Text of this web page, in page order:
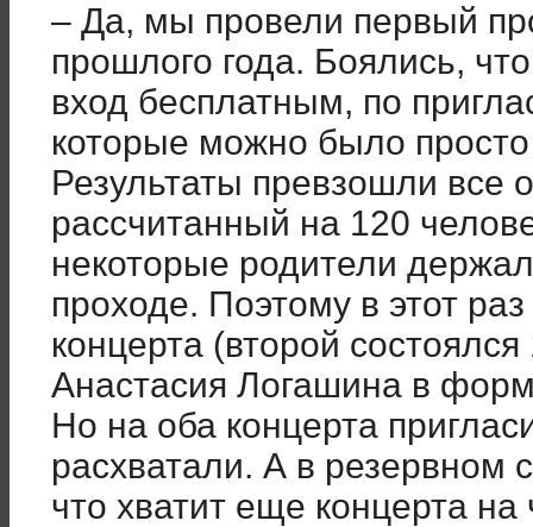
– Да, мы провели первый
прошлого года. Боялись,
вход бесплатным, по
которые можно было
Результаты превзошли все
рассчитанный на 120
некоторые родители
проходе. Поэтому в этот
концерта (второй
Анастасия Логашина в
Но на оба концерта
расхватали. А в резервном
что хватит еще концерта на